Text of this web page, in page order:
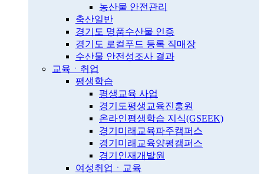
농산물 안전관리
축산일반
경기도 명품수산물 인증
경기도 로컬푸드 등록 직매장
수산물 안전성조사 결과
교육ㆍ취업
평생학습
평생교육 사업
경기도평생교육진흥원
온라인평생학습 지식(GSEEK)
경기미래교육파주캠퍼스
경기미래교육양평캠퍼스
경기인재개발원
여성취업ㆍ교육